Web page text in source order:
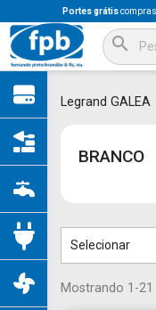
Portes grátiscompras
search
Legrand GALEA
BRANCO
Selecionar
Mostrando 1-